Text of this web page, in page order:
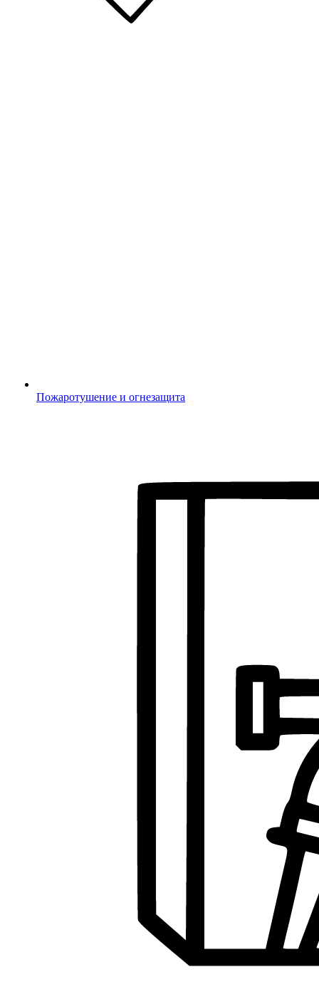
Пожаротушение и огнезащита